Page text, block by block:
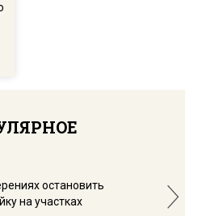
остановить
на участках